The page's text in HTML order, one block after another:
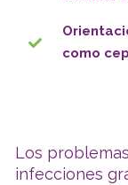
como
Los
infecciones